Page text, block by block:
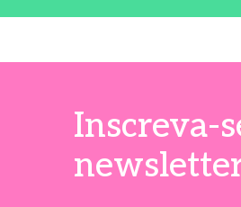
Inscreva-